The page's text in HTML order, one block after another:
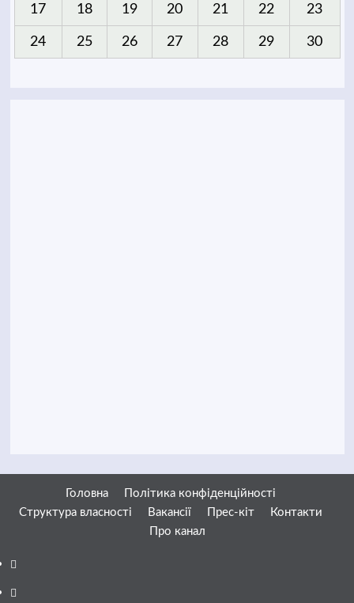
17 18 19 20 21 22 23
24 25 26 27 28 29 30
Головна
Політика конфіденційності
Структура власності
Вакансії Прес-кіт
Контакти
Про канал
Facebook
YouTube